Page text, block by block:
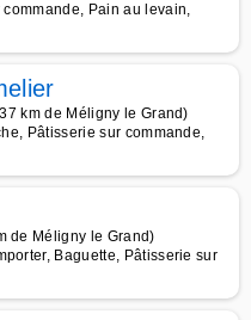
Pain au levain,
km de Méligny le Grand)
Pâtisserie sur commande,
de Méligny le Grand)
Baguette, Pâtisserie sur